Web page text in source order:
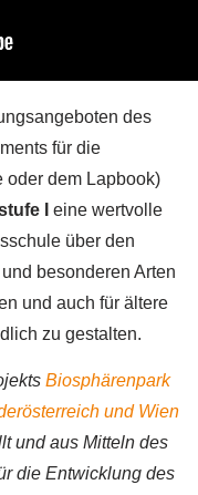
des
für die
oder dem Lapbook)
I
eine wertvolle
über den
besonderen Arten
und auch für ältere
zu gestalten.
Biosphärenpark
und Wien
und aus Mitteln des
die Entwicklung des